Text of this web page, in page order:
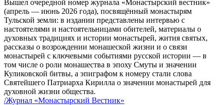
Вышел очередной номер журнала «Монастырский вестник»
(апрель — июнь 2026 года), посвящённый монастырям
Тульской земли: в издании представлены интервью с
настоятелями и настоятельницами обителей, материалы о
духовных традициях и истории монастырей, жития святых,
рассказы о возрождении монашеской жизни и о связи
монастырей с ключевыми событиями русской истории — в
том числе о роли монашества в эпоху Смуты и значении
Куликовской битвы, а эпиграфом к номеру стали слова
Святейшего Патриарха Кирилла о значении монастырей для
духовной жизни общества.
/Журнал «Монастырский Вестник»